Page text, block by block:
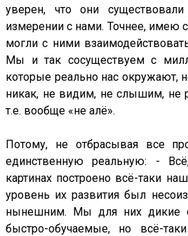
уверен, что они
измерении с нами. Точнее, имею
могли с ними
Мы и так сосуществуем с
которые реально нас окружают,
никак, не видим, не слышим, не
т.е. вообще «не алё».
Потому, не отбрасывая все
единственную реальную: -
картинах построено всё-таки
уровень их развития был
нынешним. Мы для них дикие
быстро-обучаемые, но всё-